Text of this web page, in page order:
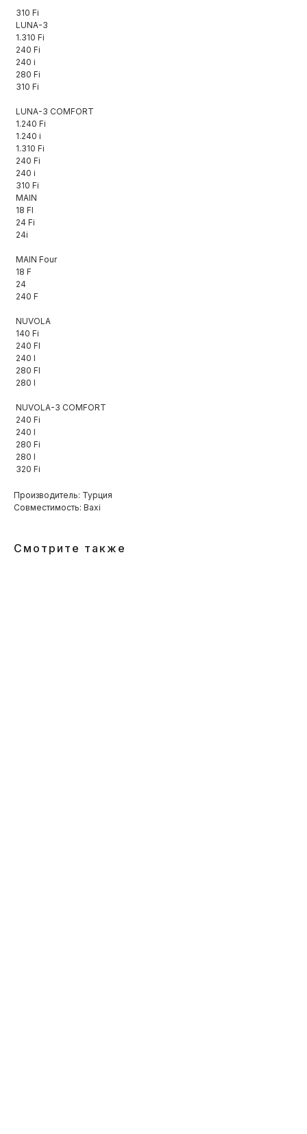
310 Fi
LUNA-3
1.310 Fi
240 Fi
240 i
280 Fi
310 Fi
LUNA-3 COMFORT
1.240 Fi
1.240 i
1.310 Fi
240 Fi
240 i
310 Fi
MAIN
18 FI
24 Fi
24i
MAIN Four
18 F
24
240 F
NUVOLA
140 Fi
240 FI
240 I
280 FI
280 I
NUVOLA-3 COMFORT
240 Fi
240 I
280 Fi
280 I
320 Fi
Производитель: Турция
Совместимость: Baxi
Смотрите также